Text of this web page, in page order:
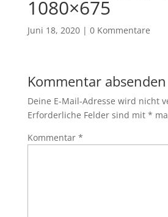
1080×675
Juni 18, 2020| 0 Kommentare
Kommentar absenden
Deine E-Mail-Adresse wird nicht
Erforderliche Felder sind mit *
Kommentar *